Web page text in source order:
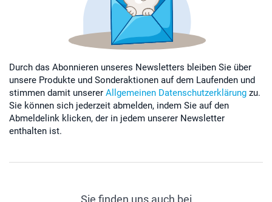
Durch das Abonnieren unseres Newsletters bleiben Sie über
unsere Produkte und Sonderaktionen auf dem Laufenden und
stimmen damit unserer Allgemeinen Datenschutzerklärung zu.
Sie können sich jederzeit abmelden, indem Sie auf den
Abmeldelink klicken, der in jedem unserer Newsletter
enthalten ist.
Sie finden uns auch bei